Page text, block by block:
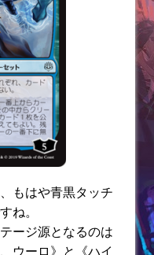
もはや青黒タッチ
ね。
ージ源となるのは
ウーロ》と《ハイ